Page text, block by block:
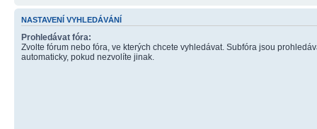
NASTAVENÍ VYHLEDÁVÁNÍ
Prohledávat fóra:
Zvolte fórum nebo fóra, ve kterých chcete vyhledávat. Subfóra jsou
automaticky, pokud nezvolíte jinak.